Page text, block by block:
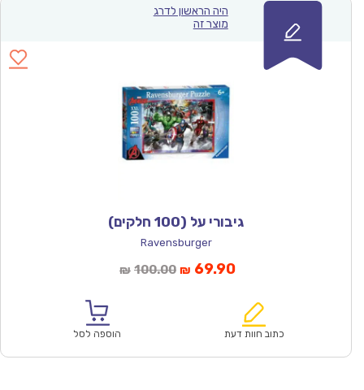
היה הראשון לדרג
מוצר זה
גיבורי על (100 חלקים)
Ravensburger
₪ 100.00המחיר
₪100.00.
₪ 69.90המחיר
הוא:
כתוב חוות דעת הוספה לסל